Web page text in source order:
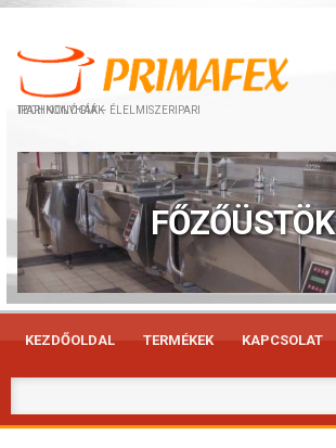
IPARI KONYHÁK – ÉLELMISZERIPARI TECHNOLÓGIÁK
FŐZŐÜSTÖK
KEZDŐOLDAL TERMÉKEK KAPCSOLAT